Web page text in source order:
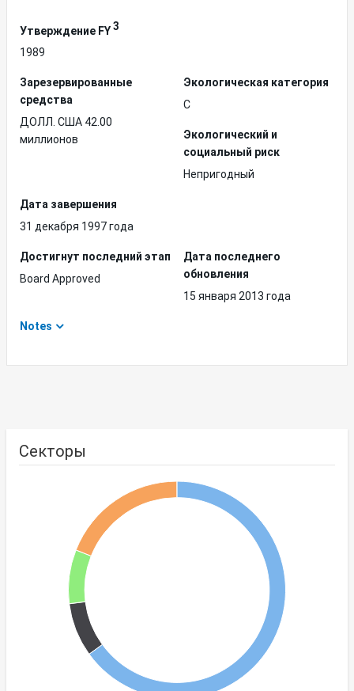
Утверждение FY3
1989
Зарезервированные
средства
ДОЛЛ. США 42.00
миллионов
Экологическая категория
C
Экологический и
социальный риск
Непригодный
Дата завершения
31 декабря 1997 года
Достигнут последний этап
Board Approved
Дата последнего
обновления
15 января 2013 года
Notes
Секторы